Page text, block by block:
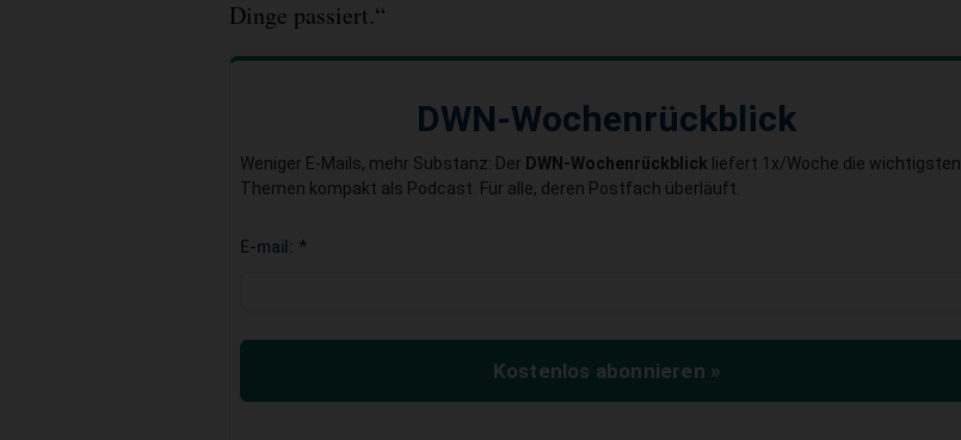
Dinge passiert.“
DWN-Wochenrückblick
Weniger E-Mails, mehr Substanz: Der DWN-Wochenrückblick liefert 1x/Woche die wichtigsten
Themen kompakt als Podcast. Für alle, deren Postfach überläuft.
E-mail: *
Kostenlos abonnieren »